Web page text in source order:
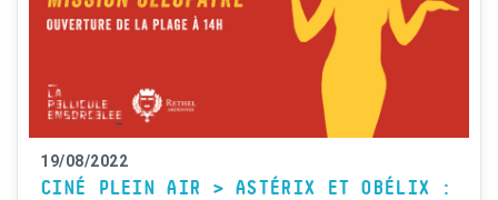
19/08/2022
CINÉ PLEIN AIR > ASTÉRIX ET OBÉLIX :